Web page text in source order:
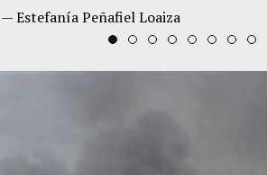
— Estefanía Peñafiel Loaiza